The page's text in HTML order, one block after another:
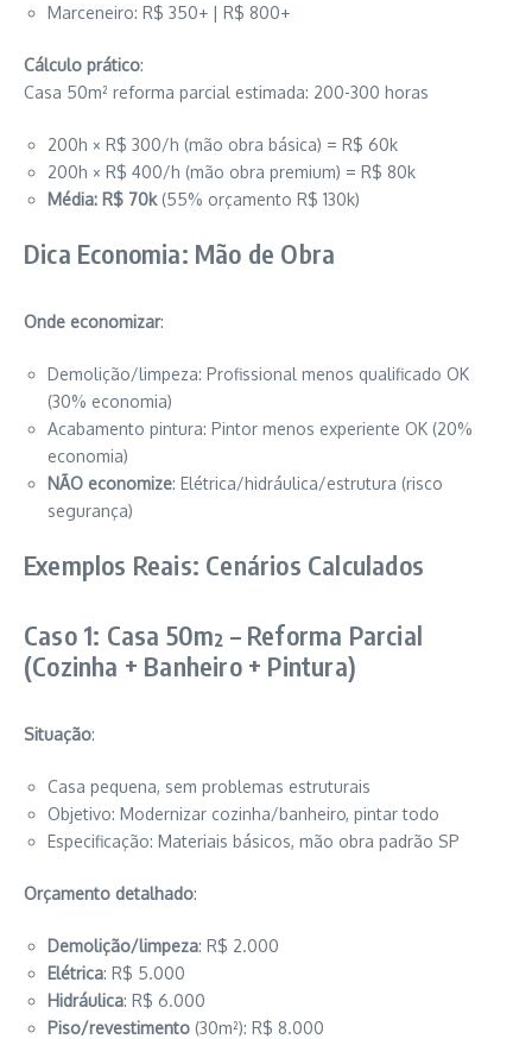
Marceneiro: R$ 350+ | R$ 800+
Cálculo prático:
Casa 50m² reforma parcial estimada: 200-300 horas
200h × R$ 300/h (mão obra básica) = R$ 60k
200h × R$ 400/h (mão obra premium) = R$ 80k
Média: R$ 70k(55% orçamento R$ 130k)
Dica Economia: Mão de Obra
Onde economizar:
Demolição/limpeza: Profissional menos qualificado OK
(30% economia)
Acabamento pintura: Pintor menos experiente OK (20%
economia)
NÃO economize: Elétrica/hidráulica/estrutura (risco
segurança)
Exemplos Reais: Cenários Calculados
Caso 1: Casa 50m² – Reforma Parcial
(Cozinha + Banheiro + Pintura)
Situação:
Casa pequena, sem problemas estruturais
Objetivo: Modernizar cozinha/banheiro, pintar todo
Especificação: Materiais básicos, mão obra padrão SP
Orçamento detalhado:
Demolição/limpeza: R$ 2.000
Elétrica: R$ 5.000
Hidráulica: R$ 6.000
Piso/revestimento (30m²): R$ 8.000